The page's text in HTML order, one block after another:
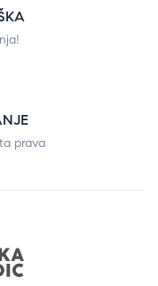
prava